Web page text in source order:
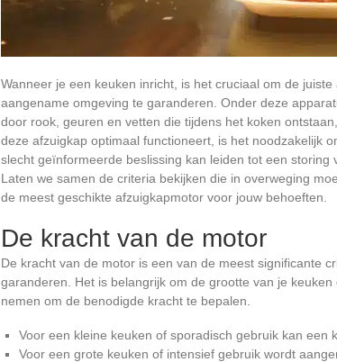
Wanneer je een keuken inricht, is het cruciaal om de
aangename omgeving te garanderen. Onder deze
door rook, geuren en vetten die tijdens het koken
deze afzuigkap optimaal functioneert, is het noodzakelijk
slecht geïnformeerde beslissing kan leiden tot een storing
Laten we samen de criteria bekijken die in overweging
de meest geschikte afzuigkapmotor voor jouw behoeften.
De kracht van de motor
De kracht van de motor is een van de meest significante
garanderen. Het is belangrijk om de grootte van je
nemen om de benodigde kracht te bepalen.
Voor een kleine keuken of sporadisch gebruik kan een
Voor een grote keuken of intensief gebruik wordt